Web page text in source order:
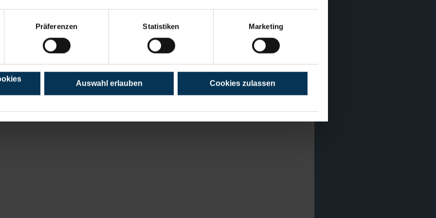
Präferenzen Statistiken Marketing
Auswahl erlauben Cookies zulassen